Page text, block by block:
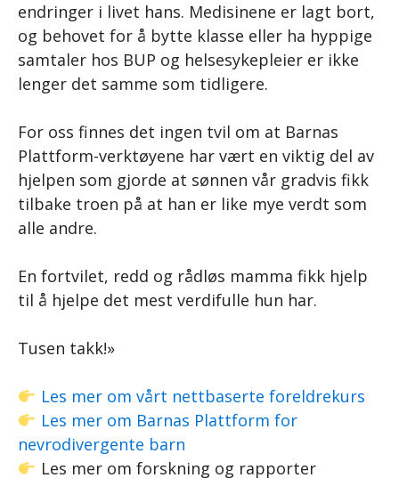
endringer i livet hans. Medisinene er lagt bort,
og behovet for å bytte klasse eller ha hyppige
samtaler hos BUP og helsesykepleier er ikke
lenger det samme som tidligere.
For oss finnes det ingen tvil om at Barnas
Plattform-verktøyene har vært en viktig del av
hjelpen som gjorde at sønnen vår gradvis fikk
tilbake troen på at han er like mye verdt som
alle andre.
En fortvilet, redd og rådløs mamma fikk hjelp
til å hjelpe det mest verdifulle hun har.
Tusen takk!»
Les mer om vårt nettbaserte foreldrekurs
Les mer om Barnas Plattform for
nevrodivergente barn
Les mer om forskning og rapporter